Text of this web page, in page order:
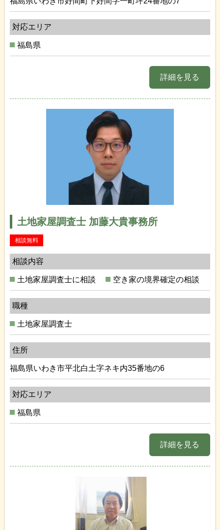
対応エリア
福島県
詳細を見る
土地家屋調査士 加藤大貴事務所
相談無料
相談内容
土地家屋調査士に相談 空き家の境界確定の相談
職種
土地家屋調査士
住所
福島県いわき市平北白土字ネキ内35番地の6
対応エリア
福島県
詳細を見る